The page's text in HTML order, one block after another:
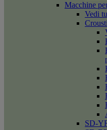
Macchine
Vedi
SD-